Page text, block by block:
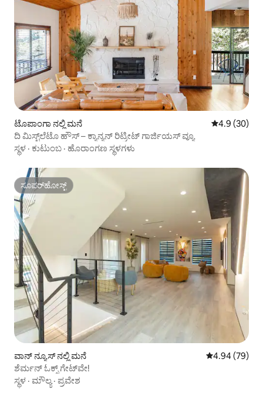
ಟೊಪಾಂಗಾ ನಲ್ಲಿ ಮನೆ 5 ರಲ್ಲಿ 4.9
4.9 (30)
ದಿ ಮಿಸ್ಟ್‌ಲೆಟೊ ಹೌಸ್ – ಕ್ಯಾನ್ಯನ್ ರಿಟ್ರೀಟ್ ಗಾರ್ಜಿಯಸ್ ವ್ಯೂ
ಸ್ಥಳ · ಕುಟುಂಬ · ಹೊರಾಂಗಣ ಸ್ಥಳಗಳು
ಸೂಪರ್‌ಹೋಸ್ಟ್
ಸೂಪರ್‌ಹೋಸ್ಟ್
ವಾನ್ ನ್ಯೂಸ್ ನಲ್ಲಿ ಮನೆ 5 ರಲ್ಲಿ 4.94
4.94 (79)
ಶೆರ್ಮನ್ ಓಕ್ಸ್ ಗೇಟ್‌ವೇ!
ಸ್ಥಳ · ಮೌಲ್ಯ· ಪ್ರವೇಶ